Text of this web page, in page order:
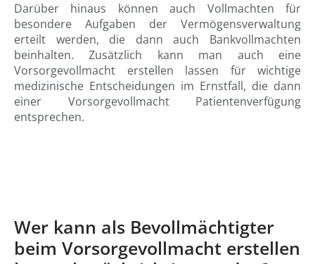
Darüber hinaus können auch Vollmachten für
besondere Aufgaben der Vermögensverwaltung
erteilt werden, die dann auch Bankvollmachten
beinhalten. Zusätzlich kann man auch eine
Vorsorgevollmacht erstellen lassen für wichtige
medizinische Entscheidungen im Ernstfall, die dann
einer Vorsorgevollmacht Patientenverfügung
entsprechen.
Wer kann als Bevollmächtigter
beim Vorsorgevollmacht erstellen